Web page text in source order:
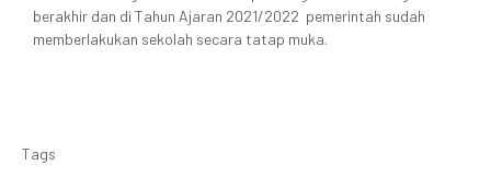
berakhir dan di Tahun Ajaran 2021/2022 pemerintah sudah
memberlakukan sekolah secara tatap muka.
Tags